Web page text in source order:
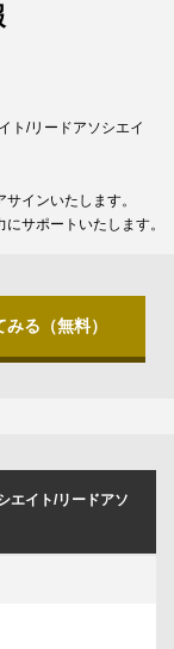
ト/リードアソシエイ
インいたします。
サポートいたします。
る（無料）
エイト/リードアソ